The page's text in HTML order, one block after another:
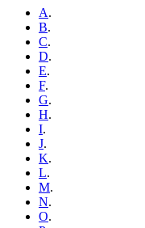
A.
B.
C.
D.
E.
F.
G.
H.
I.
J.
K.
L.
M.
N.
O.